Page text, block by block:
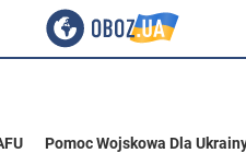
Pomoc Wojskowa Dla